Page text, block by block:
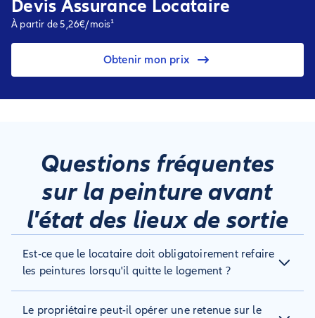
Devis Assurance Locataire
À partir de 5,26€/mois¹
Obtenir mon prix
Questions fréquentes
sur la peinture avant
l'état des lieux de sortie
Est-ce que le locataire doit obligatoirement refaire
les peintures lorsqu'il quitte le logement ?
tâches ou de toutes autres usures anormales malgré le
Le propriétaire peut-il opérer une retenue sur le